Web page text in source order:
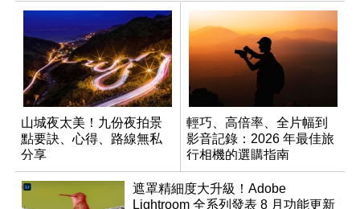
山城夜太美！九份夜拍景
點要訣、心得、路線無私
分享
輕巧、高倍率、全片幅到
影音記錄：2026 年最佳旅
行相機的選購指南
遮罩精細度大升級！Adobe
Lightroom 全系列發表 8 月功能更新